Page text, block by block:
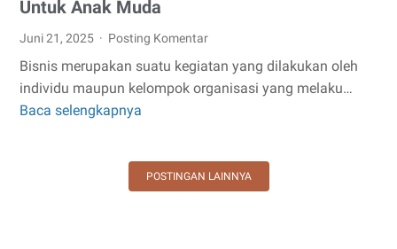
Untuk Anak Muda
Juni 21, 2025 Posting Komentar
Bisnis merupakan suatu kegiatan yang dilakukan oleh
individu maupun kelompok organisasi yang melaku…
Baca selengkapnya
Bisnis
yang
POSTINGAN LAINNYA